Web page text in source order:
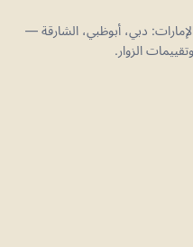
دبي، أبوظبي، الشارقة —
الزوار.